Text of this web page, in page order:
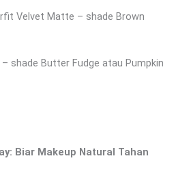
Velvet Matte – shade Brown
– shade Butter Fudge atau Pumpkin
Biar Makeup Natural Tahan